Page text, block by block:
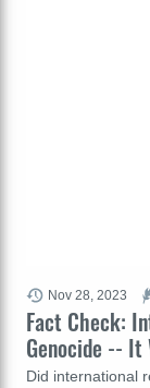
Fact Check:
Genocide -- It
Did international
Nov 28, 2023